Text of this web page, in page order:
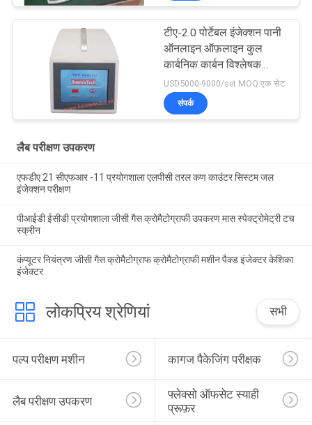
टीए-2.0 पोर्टेबल इंजेक्शन पानी
ऑनलाइन ऑफ़लाइन कुल
कार्बनिक कार्बन विश्लेषक
टीओसी परीक्षक
USD5000-9000/set MOQ:एक सेट
संपर्क
लैब परीक्षण उपकरण
एफडीए 21 सीएफआर -11 प्रयोगशाला एलपीसी तरल कण काउंटर सिस्टम जल
इंजेक्शन परीक्षण
पीआईडी ​​ईसीडी प्रयोगशाला जीसी गैस क्रोमैटोग्राफी उपकरण मास स्पेक्ट्रोमेट्री टच
स्क्रीन
कंप्यूटर नियंत्रण जीसी गैस क्रोमैटोग्राफ क्रोमैटोग्राफी मशीन पैक्ड इंजेक्टर केशिका
इंजेक्टर
लोकप्रिय श्रेणियां सभी
पल्प परीक्षण मशीन कागज पैकेजिंग परीक्षक
लैब परीक्षण उपकरण
फ्लेक्सो ऑफसेट स्याही
प्रूफ़र